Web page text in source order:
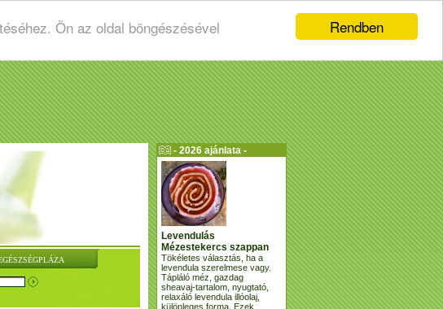
Rendben
Ön az oldal böngészésével
- 2026 ajánlata -
Levendulás
Mézestekercs szappan
Tökéletes választás, ha a
levendula szerelmese vagy.
Tápláló méz, gazdag
sheavaj-tartalom, nyugtató,
relaxáló levendula illóolaj,
különleges forma. Ezek